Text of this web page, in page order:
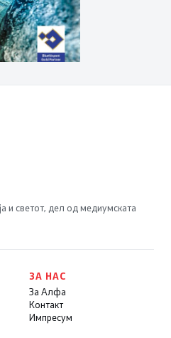
и светот, дел од медиумската
ЗА НАС
За Алфа
Контакт
Импресум